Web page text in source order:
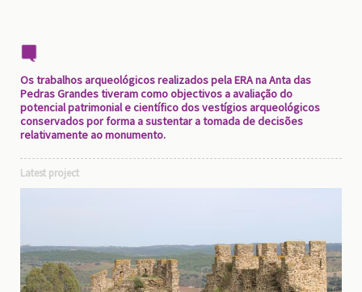
Os trabalhos arqueológicos realizados pela ERA na Anta das
Pedras Grandes tiveram como objectivos a avaliação do
potencial patrimonial e científico dos vestígios arqueológicos
conservados por forma a sustentar a tomada de decisões
relativamente ao monumento.
Latest project